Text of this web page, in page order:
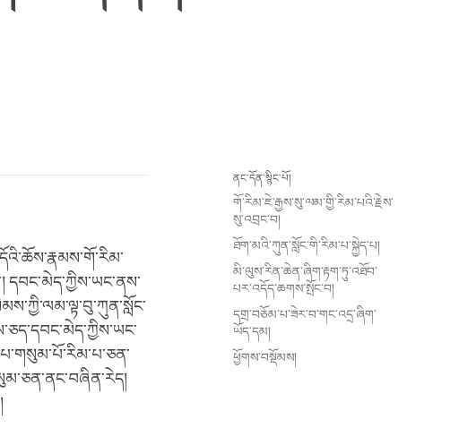
ནང་དོན་སྙིང་པོ།
གོ་རིམ་ཇེ་རྒྱས་སུ་ལམ་གྱི་རིམ་པའི་རྗེས་
སུ་འབྲང་བ།
ཐོག་མའི་ཀུན་སློང་གི་རིམ་པ་སྐྱེད་པ།
མི་ལུས་རིན་ཆེན་ཞིག་རྟག་ཏུ་འཐོབ་
པར་འདོད་ཆགས་སྤོང་བ།
དགྲ་བཅོམ་པ་ཟེར་བ་གང་འདྲ་ཞིག་
ཡོད་དམ།
ཕྱོགས་བསྡོམས།
དབང་མེད་ཀྱིས་ཡང་ནས་